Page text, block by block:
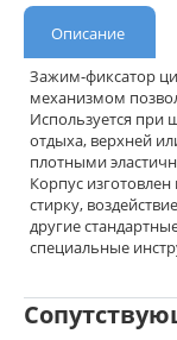
Описание
Зажим-фиксатор
механизмом
Используется при
отдыха, верхней
плотными
Корпус
стирку,
другие
специальные